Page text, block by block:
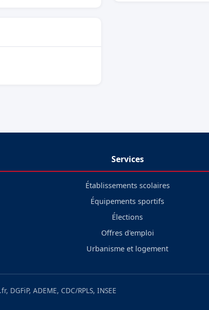
Services
Établissements scolaires
Équipements sportifs
Élections
Offres d'emploi
Urbanisme et logement
ADEME, CDC/RPLS, INSEE